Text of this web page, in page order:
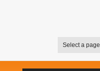
Select a page